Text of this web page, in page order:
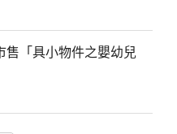
售「具小物件之嬰幼兒